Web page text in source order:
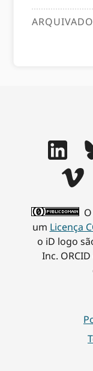
um Licença
o iD logo
Inc.